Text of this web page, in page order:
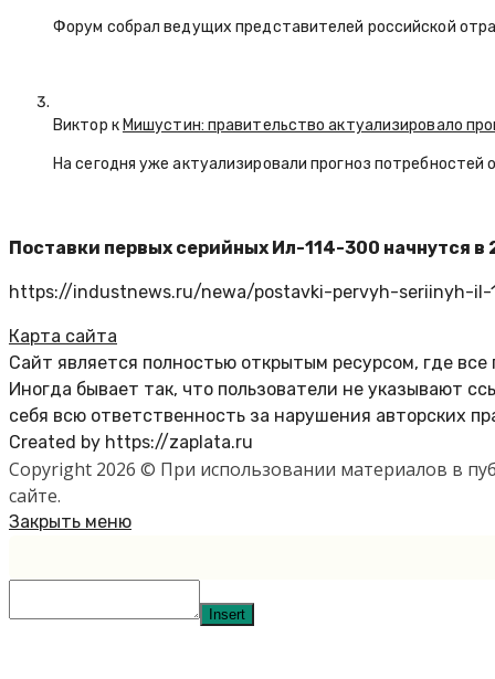
Форум собрал ведущих представителей российской
Виктор кМишустин: правительство актуализировало
На сегодня уже актуализировали прогноз
Поставки первых серийных Ил-114-300 начнутся в
https://industnews.ru/newa/postavki-pervyh-seriinyh-
Карта сайта
Сайт является полностью открытым ресурсом, где
Иногда бывает так, что пользователи не указывают
себя всю ответственность за нарушения авторских
Created by https://zaplata.ru
Copyright 2026 © При использовании материалов в
сайте.
Закрыть меню
Insert